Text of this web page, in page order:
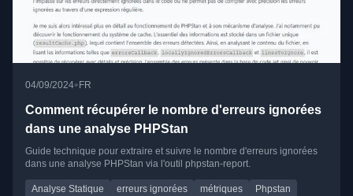
04/09/2024• FR
Comment récupérer le nombre d'erreurs ignorées
dans une analyse PHPStan
Guide technique pour extraire et suivre le nombre d'erreurs ignorées
dans une analyse PHPStan via l'outil phpstan-report.
Analyse Statique erreurs ignorées métriques
Phpstan